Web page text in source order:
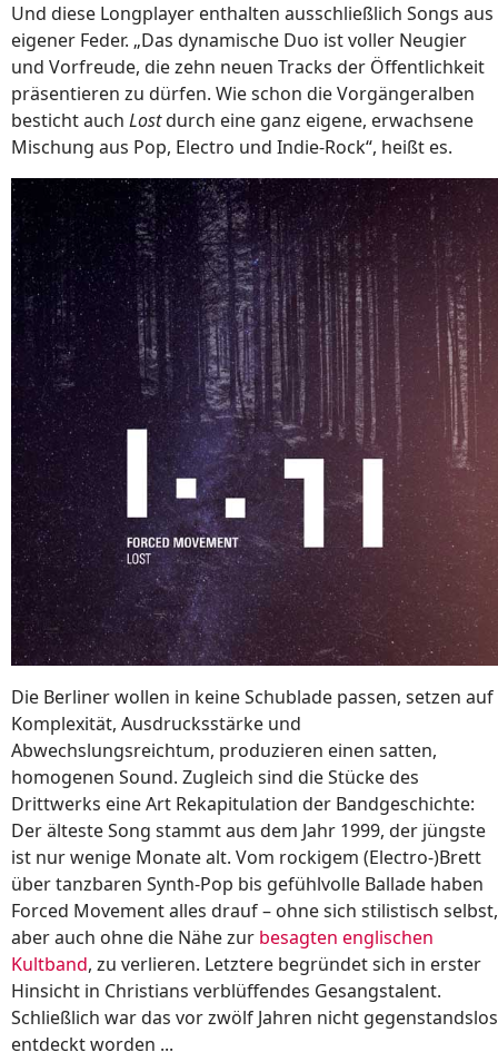
Und diese Longplayer enthalten ausschließlich Songs aus
eigener Feder. „Das dynamische Duo ist voller Neugier
und Vorfreude, die zehn neuen Tracks der Öffentlichkeit
präsentieren zu dürfen. Wie schon die Vorgängeralben
besticht auch Lostdurch eine ganz eigene, erwachsene
Mischung aus Pop, Electro und Indie-Rock“, heißt es.
Die Berliner wollen in keine Schublade passen, setzen auf
Komplexität, Ausdrucksstärke und
Abwechslungsreichtum, produzieren einen satten,
homogenen Sound. Zugleich sind die Stücke des
Drittwerks eine Art Rekapitulation der Bandgeschichte:
Der älteste Song stammt aus dem Jahr 1999, der jüngste
ist nur wenige Monate alt. Vom rockigem (Electro-)Brett
über tanzbaren Synth-Pop bis gefühlvolle Ballade haben
Forced Movement alles drauf – ohne sich stilistisch selbst,
aber auch ohne die Nähe zur besagten englischen
Kultband, zu verlieren. Letztere begründet sich in erster
Hinsicht in Christians verblüffendes Gesangstalent.
Schließlich war das vor zwölf Jahren nicht gegenstandslos
entdeckt worden ...